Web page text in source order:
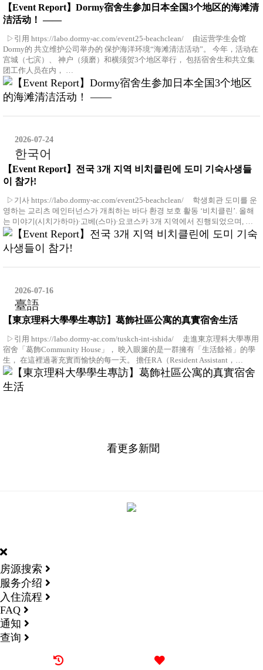
【Event Report】Dormy宿舍生参加日本全国3个地区的海滩清
洁活动！ ――
▷引用 https://labo.dormy-ac.com/event25-beachclean/ 由运营学生会馆
Dormy的 共立维护公司举办的 保护海洋环境“海滩清洁活动”。 今年，活动在
宫城（七滨）、 神户（须磨）和横须贺3个地区举行， 包括宿舍生和共立集
团工作人员在内， …
2026-07-24
한국어
【Event Report】전국 3개 지역 비치클린에 도미 기숙사생들
이 참가!
▷기사 https://labo.dormy-ac.com/event25-beachclean/ 학생회관 도미를 운
영하는 교리츠 메인터넌스가 개최하는 바다 환경 보호 활동 ‘비치클린’. 올해
는 미야기(시치가하마)·고베(스마)·요코스카 3개 지역에서 진행되었으며, …
2026-07-16
臺語
【東京理科大學學生專訪】葛飾社區公寓的真實宿舍生活
▷引用 https://labo.dormy-ac.com/tuskch-int-ishida/ 走進東京理科大學專用
宿舍「葛飾Community House」， 映入眼簾的是一群擁有「生活餘裕」的學
生， 在這裡過著充實而愉快的每一天。 擔任RA（Resident Assistant，…
看更多新聞
房源搜索
服务介绍
入住流程
FAQ
通知
查询